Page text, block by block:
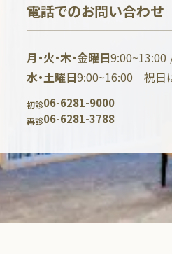
電話でのお問い合わせ
月・火・木・金曜日9:00~13:00
水・土曜日9:00~16:00 祝日
初診06-6281-9000
再診06-6281-3788